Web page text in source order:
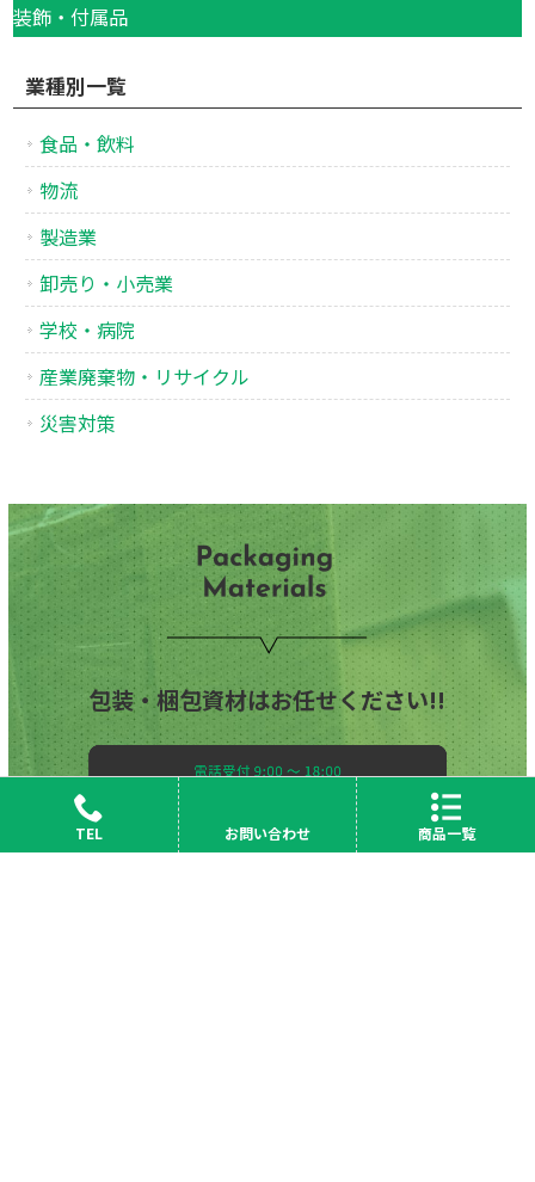
装飾・付属品
業種別一覧
食品・飲料
物流
製造業
卸売り・小売業
学校・病院
産業廃棄物・リサイクル
災害対策
包装・梱包資材はお任せください!!
TEL お問い合わせ 商品一覧